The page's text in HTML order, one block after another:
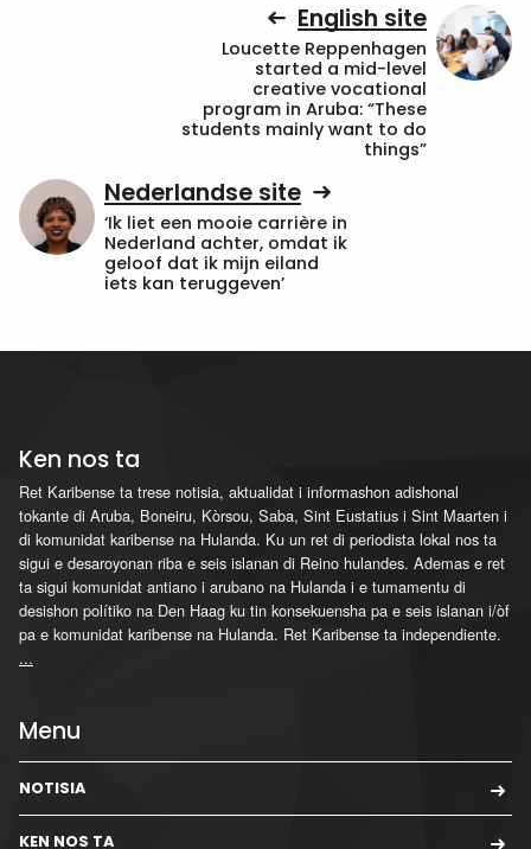
English site
Loucette Reppenhagen
started a mid-level
creative vocational
program in Aruba: “These
students mainly want to do
things”
Nederlandse site
‘Ik liet een mooie carrière in
Nederland achter, omdat ik
geloof dat ik mijn eiland
iets kan teruggeven’
Ken nos ta
Ret Karibense ta trese notisia, aktualidat i informashon adishonal
tokante di Aruba, Boneiru, Kòrsou, Saba, Sint Eustatius i Sint Maarten i
di komunidat karibense na Hulanda. Ku un ret di periodista lokal nos ta
sigui e desaroyonan riba e seis islanan di Reino hulandes. Ademas e ret
ta sigui komunidat antiano i arubano na Hulanda i e tumamentu di
desishon polítiko na Den Haag ku tin konsekuensha pa e seis islanan i/òf
pa e komunidat karibense na Hulanda. Ret Karibense ta independiente.
...
Menu
NOTISIA
KEN NOS TA